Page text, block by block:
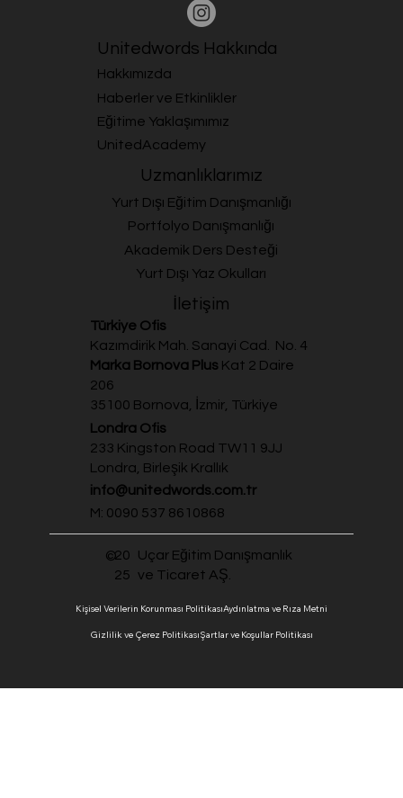
Yurt Dışı Eğitim Danışmanlığı
Portfolyo Danışmanlığı
Akademik Ders Desteği
Yurt Dışı Yaz Okulları
Uzmanlıklarımız
Unitedwords Hakkında
Hakkımızda
Eğitime Yaklaşımımız
Haberler ve Etkinlikler
UnitedAcademy
Türkiye Ofis
Kazımdirik Mah. Sanayi Cad. No. 4
Marka Bornova Plus Kat 2 Daire
206
35100 Bornova, İzmir, Türkiye
Londra Ofis
233 Kingston Road TW11 9JJ
Londra, Birleşik Krallık
info@unitedwords.com.tr
M: 0090 537 8610868
İletişim
©20
25
Uçar Eğitim Danışmanlık
ve Ticaret AŞ.
Kişisel Verilerin Korunması PolitikasıAydınlatma ve Rıza Metni
Gizlilik ve Çerez PolitikasıŞartlar ve Koşullar Politikası